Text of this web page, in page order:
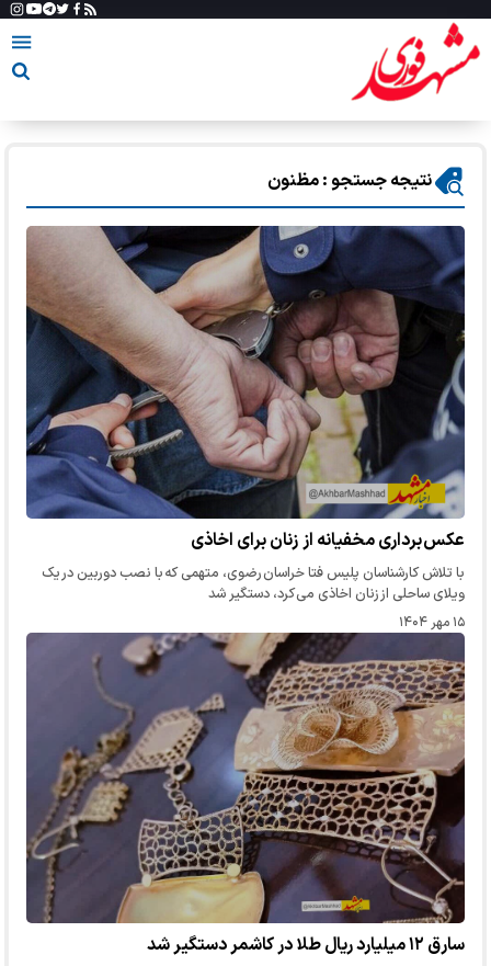
نتیجه جستجو : مظنون
عکس برداری مخفیانه از زنان برای اخاذی
با تلاش کارشناسان پلیس فتا خراسان رضوی، متهمی که با نصب دوربین در یک
ویلای ساحلی از زنان اخاذی می کرد، دستگیر شد
۱۵ مهر ۱۴۰۴
سارق ۱۲ میلیارد ریال طلا در کاشمر دستگیر شد